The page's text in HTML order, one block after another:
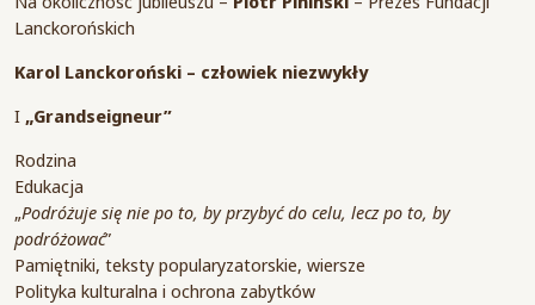
Lanckorońskich
Karol Lanckoroński – człowiek niezwykły
I „Grandseigneur”
Rodzina
Edukacja
„Podróżuje się nie po to, by przybyć do celu, lecz po to, by
podróżować”
Pamiętniki, teksty popularyzatorskie, wiersze
Polityka kulturalna i ochrona zabytków